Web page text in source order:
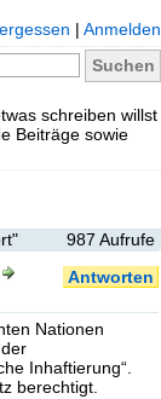
| Anmelden
schreiben willst
Beiträge sowie
987 Aufrufe
Antworten
Nationen
Inhaftierung“.
berechtigt.